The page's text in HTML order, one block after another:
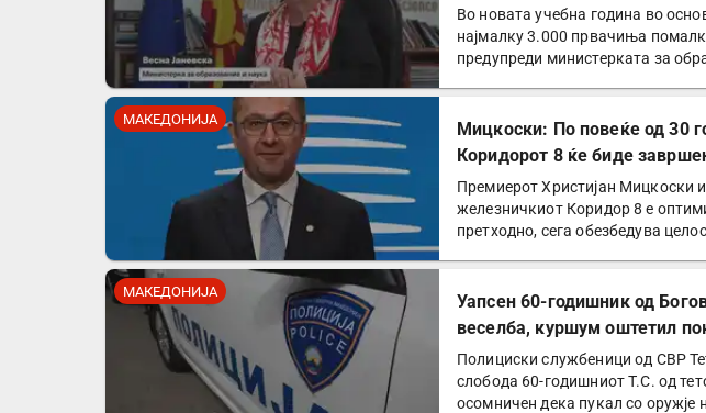
Во новата учебна година во
најмалку 3.000 првачиња
предупреди министерката за
МАКЕДОНИЈА
Мицкоски: По повеќе од 30
Коридорот 8 ќе биде
Премиерот Христијан Мицкоски
железничкиот Коридор 8 е
претходно, сега обезбедува
МАКЕДОНИЈА
Уапсен 60-годишник од
веселба, куршум оштетил
Полициски службеници од СВР
слобода 60-годишниот Т.С. од
осомничен дека пукал со оружје